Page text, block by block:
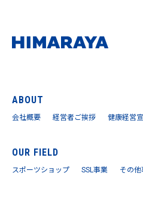
ABOUT
会社概要 経営者ご挨拶 健康経営
OUR FIELD
スポーツショップ SSL事業 その他